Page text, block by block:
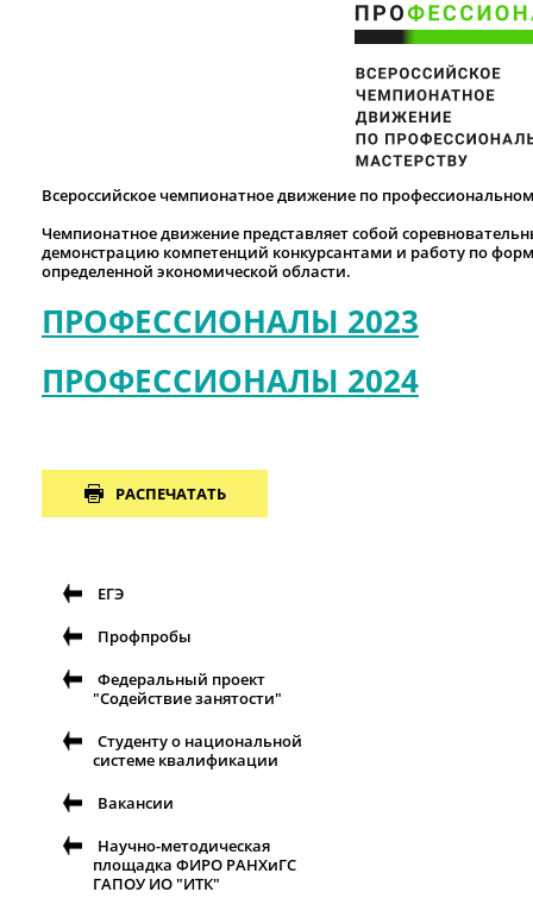
Всероссийское чемпионатное движение по
Чемпионатное движение представляет собой
демонстрацию компетенций конкурсантами и работу по
определенной экономической области.
ПРОФЕССИОНАЛЫ 2023
ПРОФЕССИОНАЛЫ 2024
РАСПЕЧАТАТЬ
ЕГЭ
Профпробы
Федеральный проект
"Содействие занятости"
Студенту о национальной
системе квалификации
Вакансии
Научно-методическая
площадка ФИРО РАНХиГС
ГАПОУ ИО "ИТК"